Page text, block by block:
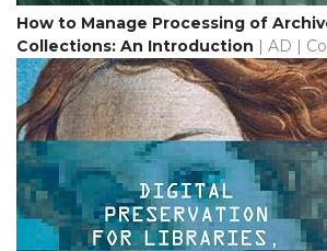
How to Manage Processing of
Collections: An Introduction
| AD |